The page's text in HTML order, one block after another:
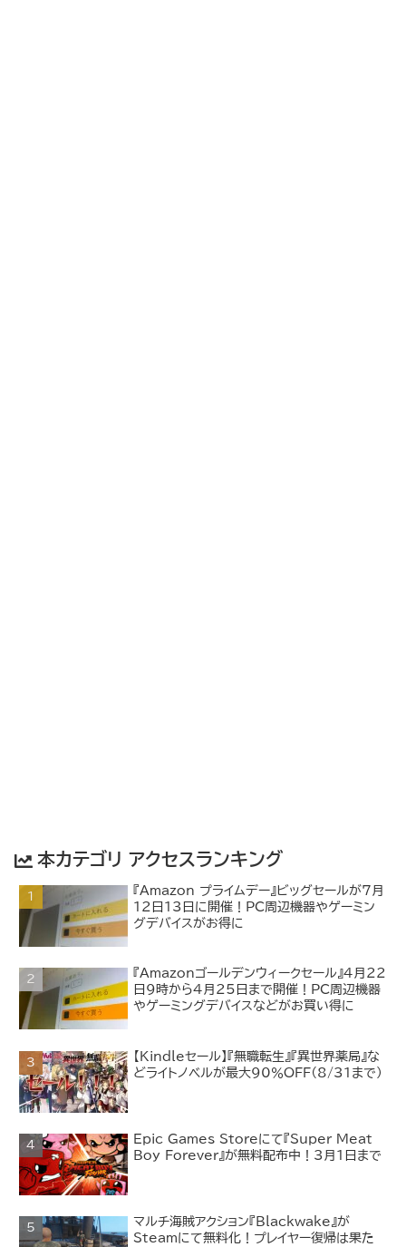
本カテゴリ アクセスランキング
『Amazon プライムデー』ビッグセールが7月
12日13日に開催！PC周辺機器やゲーミン
グデバイスがお得に
『Amazonゴールデンウィークセール』4月22
日9時から4月25日まで開催！PC周辺機器
やゲーミングデバイスなどがお買い得に
【Kindleセール】『無職転生』『異世界薬局』な
どライトノベルが最大90％OFF（8/31まで）
Epic Games Storeにて『Super Meat
Boy Forever』が無料配布中！3月1日まで
マルチ海賊アクション『Blackwake』が
Steamにて無料化！プレイヤー復帰は果た